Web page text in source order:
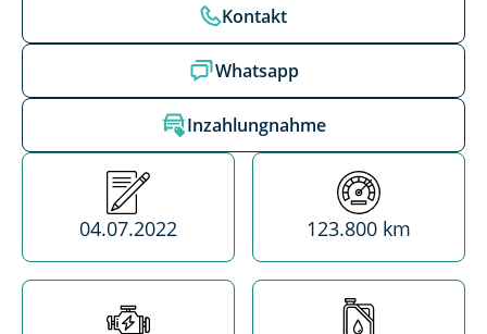
Kontakt
Whatsapp
Inzahlungnahme
Erstzulassung
04.07.2022
Kilometerstand
123.800 km
Leistung Treibstoff